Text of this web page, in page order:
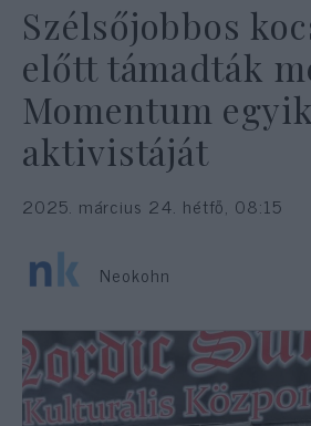
Szélsőjobbos
előtt támadták
Momentum egyik
aktivistáját
2025. március 24. hétfő, 08:15
Neokohn